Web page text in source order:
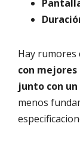
Hay rumores
con
junto con
menos